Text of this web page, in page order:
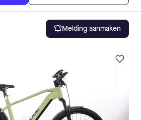
Melding aanmaken